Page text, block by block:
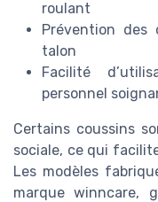
roulant
Prévention des
talon
Facilité
personnel
Certains coussins
sociale, ce qui
Les modèles
marque winncare,